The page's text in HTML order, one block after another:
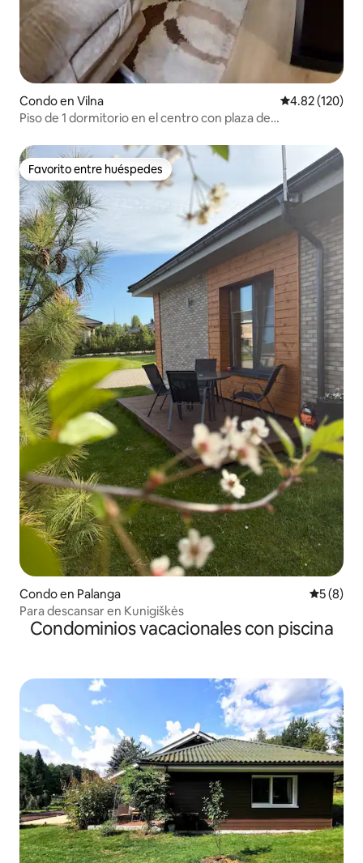
Condo en Vilna Calificación
4.82 (120)
Piso de 1 dormitorio en el centro con plaza de
Favorito entre huéspedes
Favorito entre huéspedes
Condo en Palanga
5 (8)
Para descansar en Kunigiškės
Condominios vacacionales con piscina